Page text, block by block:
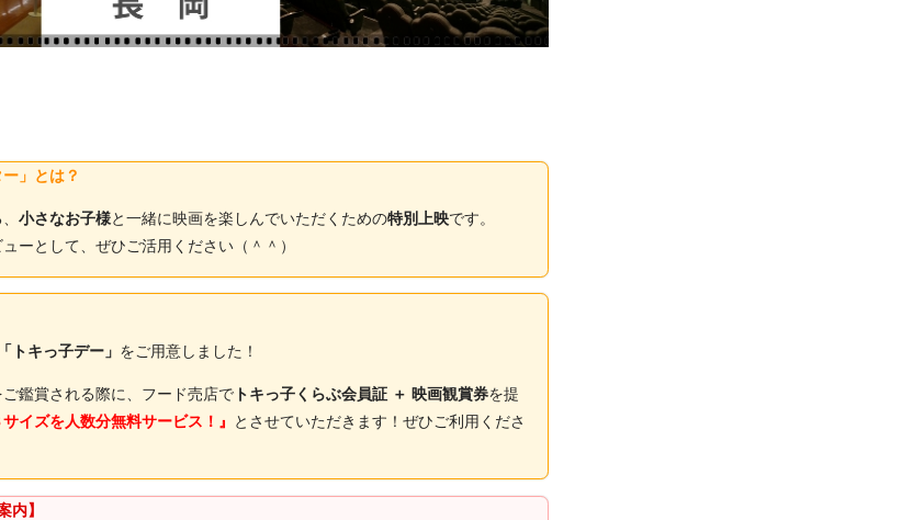
」とは？
、小さなお子様と一緒に映画を楽しんでいただくための特別上映です。
ーとして、ぜひご活用ください（＾＾）
「トキっ子デー」 をご用意しました！
鑑賞される際に、フード売店で トキっ子くらぶ会員証 ＋ 映画観賞券を提
サイズを人数分無料サービス！』
とさせていただきます！ぜひご利用くださ
内】